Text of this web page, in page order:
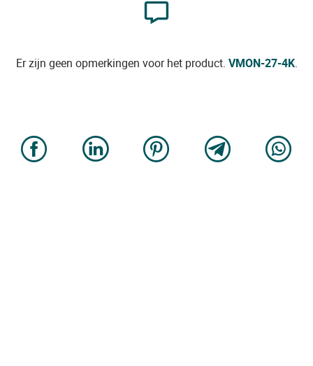
Er zijn geen opmerkingen voor het product. VMON-27-4K.